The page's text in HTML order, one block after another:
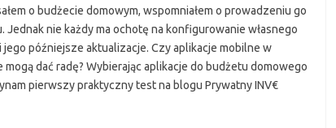
o budżecie domowym, wspomniałem o prowadzeniu go
Jednak nie każdy ma ochotę na konfigurowanie własnego
jego późniejsze aktualizacje. Czy aplikacje mobilne w
dać radę? Wybierając aplikacje do budżetu domowego
pierwszy praktyczny test na blogu Prywatny INV€